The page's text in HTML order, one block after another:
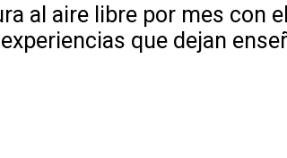
al aire libre por mes con
que dejan